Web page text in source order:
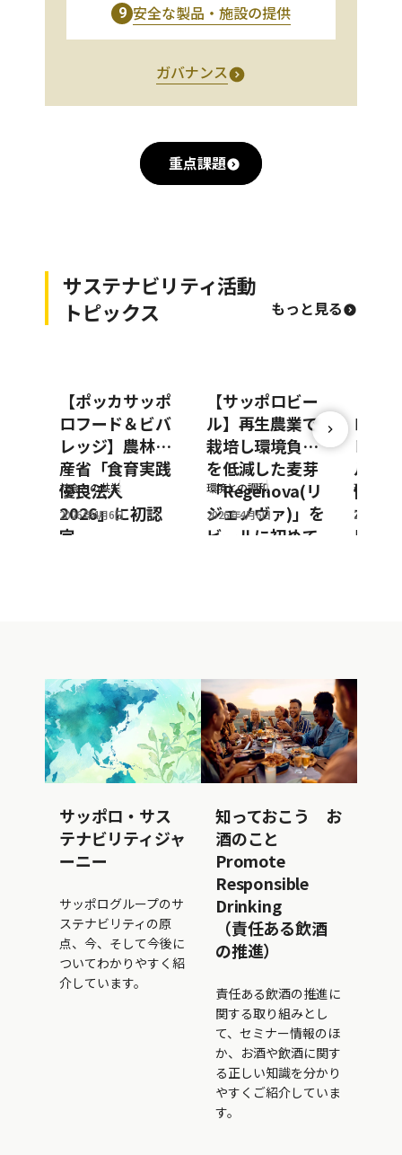
9 安全な製品・施設の提供
ガバナンス
重点課題
サステナビリティ活動
トピックス
もっと見る
【ポッカサッポ
ロフード＆ビバ
レッジ】農林水
産省「食育実践
優良法人
2026」に初認
定
社会との共栄
2026年4月6日
【サッポロビー
ル】再生農業で
栽培し環境負荷
を低減した麦芽
「Regenova(リ
ジェノヴァ)」を
ビールに初めて
環境との調和
2026年4月6日
ロフ
レッ
ルto
働に
ボト
用を
環境との
2026年3
サッポロ・サス
テナビリティジャ
ーニー
サッポログループのサ
ステナビリティの原
点、今、そして今後に
ついてわかりやすく紹
介しています。
知っておこう お
酒のこと
Promote
Responsible
Drinking
（責任ある飲酒
の推進）
責任ある飲酒の推進に
関する取り組みとし
て、セミナー情報のほ
か、お酒や飲酒に関す
る正しい知識を分かり
やすくご紹介していま
す。